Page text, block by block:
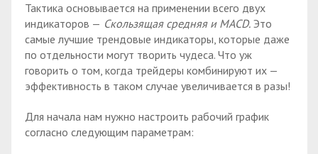
Тактика основывается на применении всего двух
индикаторов — Скользящая средняя и MACD. Это
самые лучшие трендовые индикаторы, которые даже
по отдельности могут творить чудеса. Что уж
говорить о том, когда трейдеры комбинируют их —
эффективность в таком случае увеличивается в разы!
Для начала нам нужно настроить рабочий график
согласно следующим параметрам: